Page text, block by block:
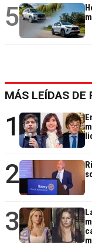
5
MÁS LEÍDAS DE
1
2
3